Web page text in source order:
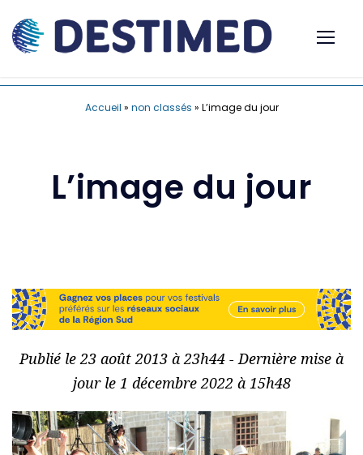
Accueil » non classés » L’image du jour
L’image du jour
Publié le 23 août 2013 à 23h44 - Dernière mise à
jour le 1 décembre 2022 à 15h48